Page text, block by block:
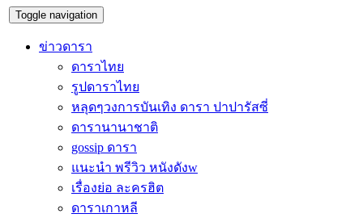
Toggle navigation
ข่าวดารา
ดาราไทย
รูปดาราไทย
หลุดๆวงการบันเทิง ดารา ปาปารัสซี่
ดารานานาชาติ
gossip ดารา
แนะนำ พรีวิว หนังดังw
เรื่องย่อ ละครฮิต
ดาราเกาหลี